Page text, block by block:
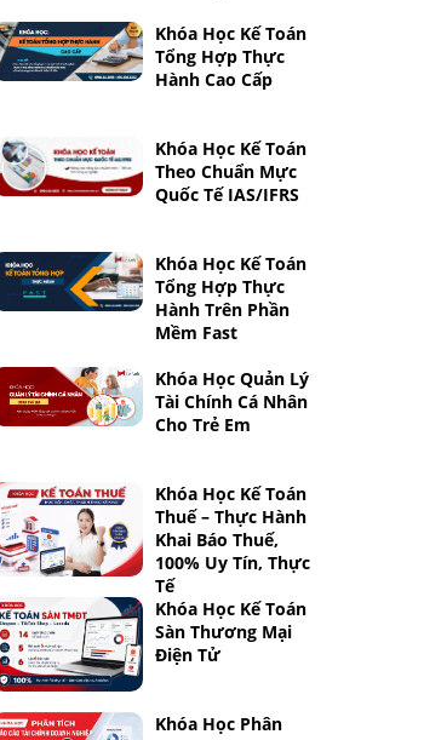
Khóa Học Kế Toán
Tổng Hợp Thực
Hành Cao Cấp
Khóa Học Kế Toán
Theo Chuẩn Mực
Quốc Tế IAS/IFRS
Khóa Học Kế Toán
Tổng Hợp Thực
Hành Trên Phần
Mềm Fast
Khóa Học Quản Lý
Tài Chính Cá Nhân
Cho Trẻ Em
Khóa Học Kế Toán
Thuế – Thực Hành
Khai Báo Thuế,
100% Uy Tín, Thực
Tế
Khóa Học Kế Toán
Sàn Thương Mại
Điện Tử
Khóa Học Phân